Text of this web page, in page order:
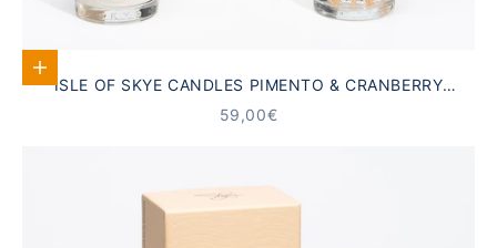
In den Warenkorb
ISLE OF SKYE CANDLES PIMENTO & CRANBERRY
GESCHENKSET
ANGEBOT
59,00€